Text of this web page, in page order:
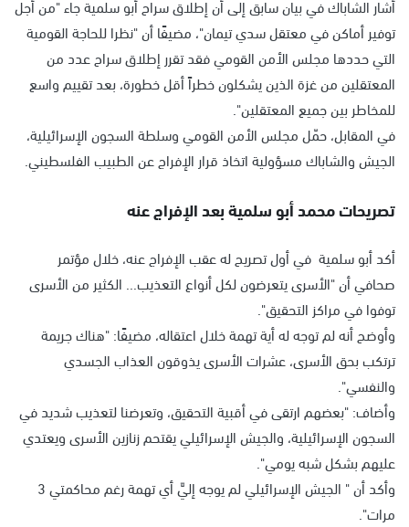
أشار الشاباك في بيان سابق إلى أن إطلاق سراح أبو سلمية جاء "من أجل
توفير أماكن في معتقل سدي تيمان"، مضيفًا أن "نظرا للحاجة القومية
التي حددها مجلس الأمن القومي فقد تقرر إطلاق سراح عدد من
المعتقلين من غزة الذين يشكلون خطراً أقل خطورة، بعد تقييم واسع
للمخاطر بين جميع المعتقلين".
في المقابل، حمّل مجلس الأمن القومي وسلطة السجون الإسرائيلية،
الجيش والشاباك مسؤولية اتخاذ قرار الإفراج عن الطبيب الفلسطيني.
تصريحات محمد أبو سلمية بعد الإفراج عنه
أكد أبو سلمية في أول تصريح له عقب الإفراج عنه، خلال مؤتمر
صحافي أن "الأسرى يتعرضون لكل أنواع التعذيب... الكثير من الأسرى
توفوا في مراكز التحقيق".
وأوضح أنه لم توجه له أية تهمة خلال اعتقاله، مضيفًا: "هناك جريمة
ترتكب بحق الأسرى، عشرات الأسرى يذوقون العذاب الجسدي
والنفسي".
وأضاف: "بعضهم ارتقى في أقبية التحقيق، وتعرضنا لتعذيب شديد في
السجون الإسرائيلية، والجيش الإسرائيلي يقتحم زنازين الأسرى ويعتدي
عليهم بشكل شبه يومي".
وأكد أن " الجيش الإسرائيلي لم يوجه إليَّ أي تهمة رغم محاكمتي 3
مرات".